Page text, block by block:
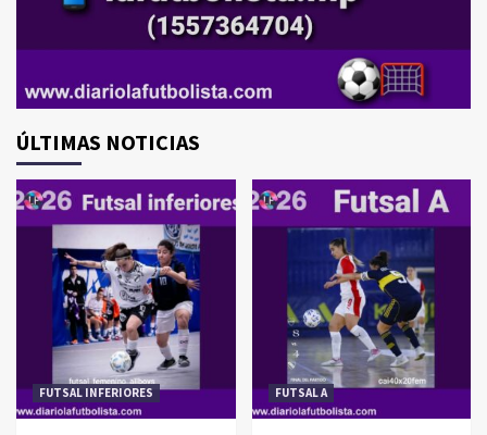
ÚLTIMAS NOTICIAS
FUTSAL INFERIORES FUTSAL A